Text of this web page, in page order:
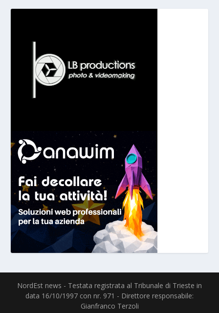
NordEst news - Testata registrata al Tribunale di Trieste in
data 16/10/1997 con nr. 971 - Direttore responsabile:
Gianfranco Terzoli